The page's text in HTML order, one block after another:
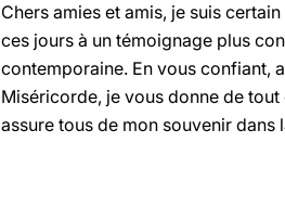
Chers amies et amis, je suis
ces jours à un témoignage plus
contemporaine. En vous confiant,
Miséricorde, je vous donne de
assure tous de mon souvenir dans